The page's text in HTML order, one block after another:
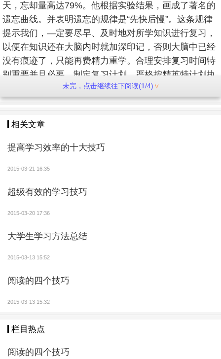
天，忘却量高达79%。他根据实验结果，画成了著名的
遗忘曲线。并表明遗忘的规律是“先快后慢”。这条规律
提示我们，—定要尽早、及时地对所学知识进行复习，
以便在知识还在大脑内时就加深印记，否则大脑中已经
没有痕迹了，只能再费精力重学。合理安排复习时间特
别重要并且必要，制定复习计划，严格按精英特计划执
行，并力求形成习惯，是我们每一位学生都应该力求努
力做到。
第四：做作业的科学方法这里有七种做作业的技
节课所讲的内容认真地看一看，弄清楚基本原理和概念
题都判断错了，作业内容就全错了。首先第—步要弄清
楚题目的内容，所给的条件，什么要求，需要联系哪些
于把—道题分成几部分，化大为小、化难为易、分清其
中的已知和未知，弄清各部分的联系，设计好整个解题
法步骤不下笔。
3、细心的做题。 做题是表达思路的全过程，这个
未完，点击继续往下阅读(1/4)
相关文章
提高学习效率的十大技巧
2015-03-21 16:35
超级有效的学习技巧
2015-03-20 17:36
大学生学习方法总结
2015-03-13 15:52
阅读的四个技巧
2015-03-13 15:32
栏目热点
阅读的四个技巧